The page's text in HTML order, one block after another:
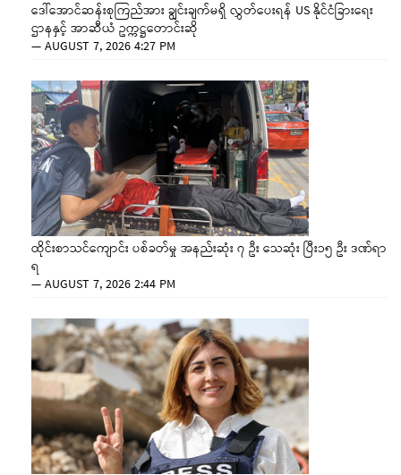
ဒေါ်အောင်ဆန်းစုကြည်အား ချွင်းချက်မရှိ လွှတ်ပေးရန် US နိုင်ငံခြားရေး
ဌာနနှင့် အာဆီယံ ဥက္ကဋ္ဌတောင်းဆို
—AUGUST 7, 2026 4:27 PM
ထိုင်းစာသင်ကျောင်း ပစ်ခတ်မှု အနည်းဆုံး ၇ ဦး သေဆုံး ပြီး၁၅ ဦး ဒဏ်ရာ
ရ
—AUGUST 7, 2026 2:44 PM